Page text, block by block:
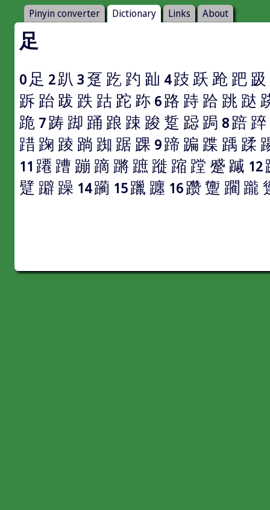
Pinyin converter Dictionary Links About
足
0足 2趴 3趸 趷 趵 䟖 4跂 跃 跄 跁 趿
跅 跆 跋 跌 跍 跎 䟢 6路 跱 跲 跳 跶
跪 7踌 踋 踊 踉 踈 踆 踅 跽 跼 8踣 踤
踖 踘 踜 䠀 踟 踞 踝 9蹄 蹁 蹀 踽 蹂
11 蹮 蹧 蹦 蹢 蹡 蹠 蹝 蹜 蹚 蹙 䠞 12
躄 躃 躁 14躏 15躐 躔 16躜躛 躙 躘